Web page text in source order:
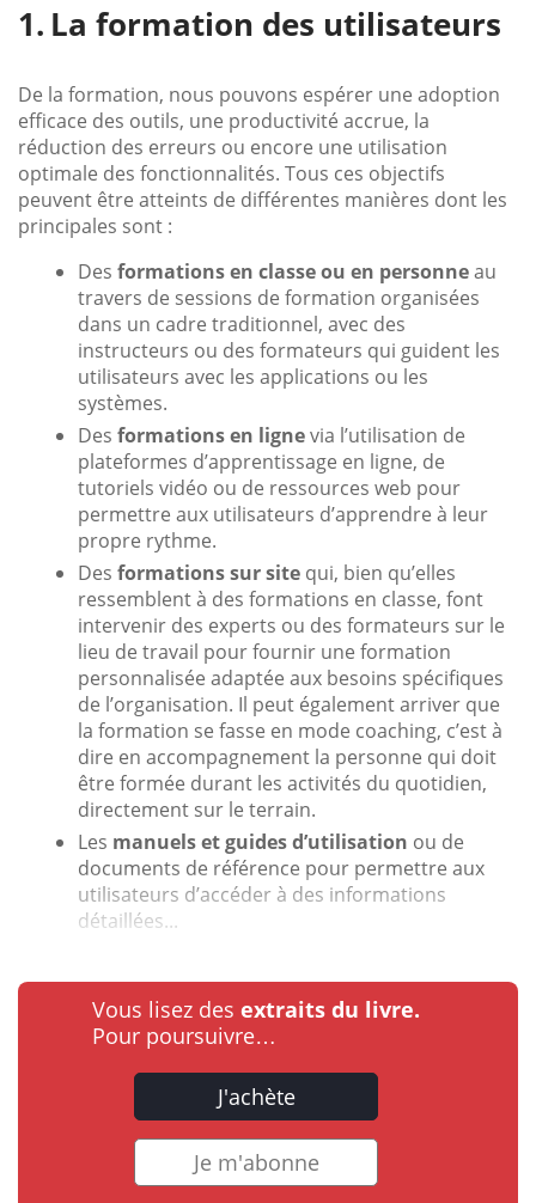
La formation des utilisateurs
De la formation, nous pouvons espérer une adoption
efficace des outils, une productivité accrue, la
réduction des erreurs ou encore une utilisation
optimale des fonctionnalités. Tous ces objectifs
peuvent être atteints de différentes manières dont les
principales sont :
Des formations en classe ou en personneau
travers de sessions de formation organisées
dans un cadre traditionnel, avec des
instructeurs ou des formateurs qui guident les
utilisateurs avec les applications ou les
systèmes.
Des formations en lignevia l’utilisation de
plateformes d’apprentissage en ligne, de
tutoriels vidéo ou de ressources web pour
permettre aux utilisateurs d’apprendre à leur
propre rythme.
Des formations sur site qui, bien qu’elles
ressemblent à des formations en classe, font
intervenir des experts ou des formateurs sur le
lieu de travail pour fournir une formation
personnalisée adaptée aux besoins spécifiques
de l’organisation. Il peut également arriver que
la formation se fasse en mode coaching, c’est à
dire en accompagnement la personne qui doit
être formée durant les activités du quotidien,
directement sur le terrain.
Les manuels et guides d’utilisation ou de
documents de référence pour permettre aux
utilisateurs d’accéder à des informations
détaillées...
Vous lisez des extraits du livre.
Pour poursuivre…
J'achète
Je m'abonne